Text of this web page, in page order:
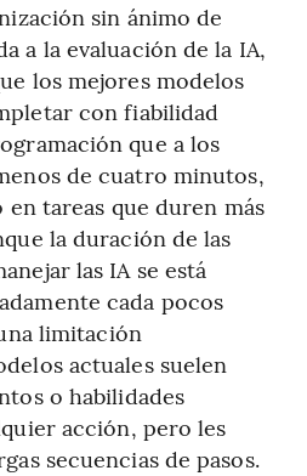
sin ánimo de
a la evaluación de la IA,
los mejores modelos
con fiabilidad
que a los
de cuatro minutos,
tareas que duren más
la duración de las
las IA se está
cada pocos
limitación
actuales suelen
o habilidades
acción, pero les
secuencias de pasos.